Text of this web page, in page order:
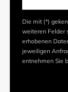
Die mit (*)
weiteren Felder
erhobenen
jeweiligen
entnehmen Sie